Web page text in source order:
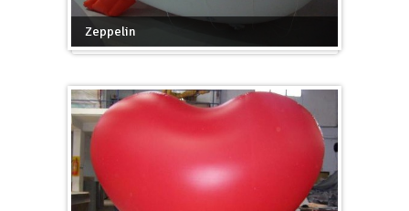
Zeppelin